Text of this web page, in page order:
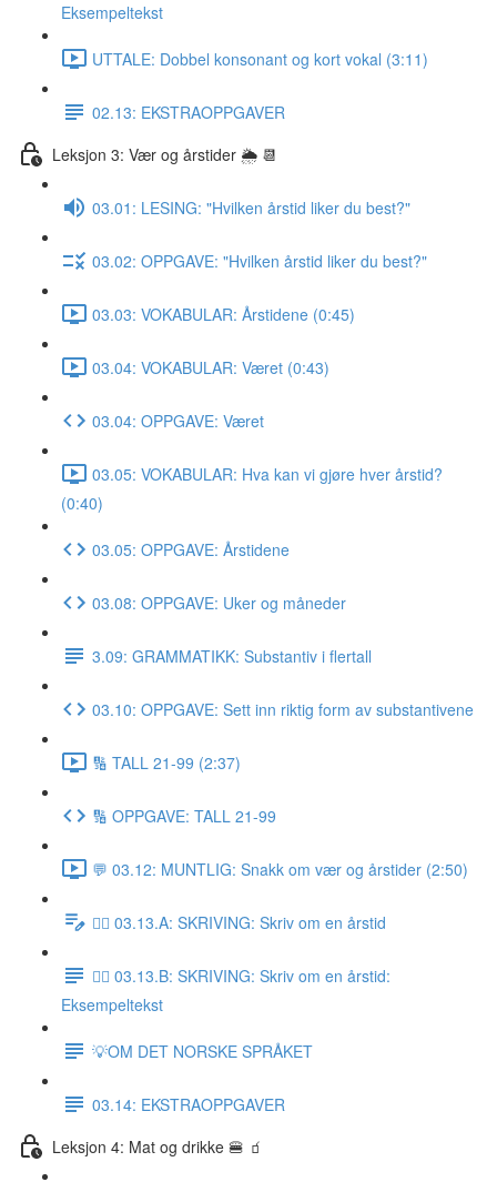
Eksempeltekst
UTTALE: Dobbel konsonant og kort vokal (3:11)
02.13: EKSTRAOPPGAVER
Leksjon 3: Vær og årstider 🌦 📆
03.01: LESING: "Hvilken årstid liker du best?"
03.02: OPPGAVE: "Hvilken årstid liker du best?"
03.03: VOKABULAR: Årstidene (0:45)
03.04: VOKABULAR: Været (0:43)
03.04: OPPGAVE: Været
03.05: VOKABULAR: Hva kan vi gjøre hver årstid?
(0:40)
03.05: OPPGAVE: Årstidene
03.08: OPPGAVE: Uker og måneder
3.09: GRAMMATIKK: Substantiv i flertall
03.10: OPPGAVE: Sett inn riktig form av substantivene
🔢 TALL 21-99 (2:37)
🔢 OPPGAVE: TALL 21-99
💬 03.12: MUNTLIG: Snakk om vær og årstider (2:50)
✍🏼 03.13.A: SKRIVING: Skriv om en årstid
✍🏼 03.13.B: SKRIVING: Skriv om en årstid:
Eksempeltekst
💡OM DET NORSKE SPRÅKET
03.14: EKSTRAOPPGAVER
Leksjon 4: Mat og drikke 🍔 🧃